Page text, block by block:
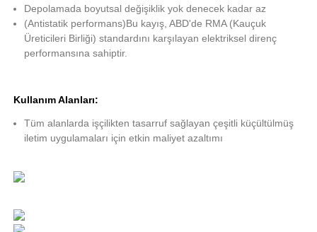
Depolamada boyutsal değişiklik yok denecek kadar az
(Antistatik performans)Bu kayış, ABD'de RMA (Kauçuk
Üreticileri Birliği) standardını karşılayan elektriksel direnç
performansına sahiptir.
Kullanım Alanları:
Tüm alanlarda işçilikten tasarruf sağlayan çeşitli küçültülmüş
iletim uygulamaları için etkin maliyet azaltımı